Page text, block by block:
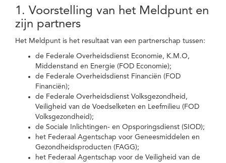
1. Voorstelling van het Meldpunt en
zijn partners
Het Meldpunt is het resultaat van een partnerschap tussen:
de Federale Overheidsdienst Economie, K.M.O,
Middenstand en Energie (FOD Economie);
de Federale Overheidsdienst Financiën (FOD
Financiën);
de Federale Overheidsdienst Volksgezondheid,
Veiligheid van de Voedselketen en Leefmilieu (FOD
Volksgezondheid);
de Sociale Inlichtingen- en Opsporingsdienst (SIOD);
het Federaal Agentschap voor Geneesmiddelen en
Gezondheidsproducten (FAGG);
het Federaal Agentschap voor de Veiligheid van de